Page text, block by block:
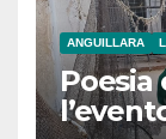
ANGUILLARA
Poesia